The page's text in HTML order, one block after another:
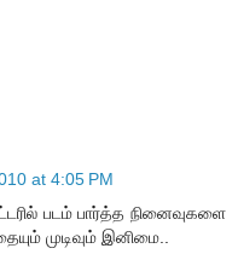
at 4:05 PM
படம் பார்த்த நினைவுகளை
முடிவும் இனிமை..